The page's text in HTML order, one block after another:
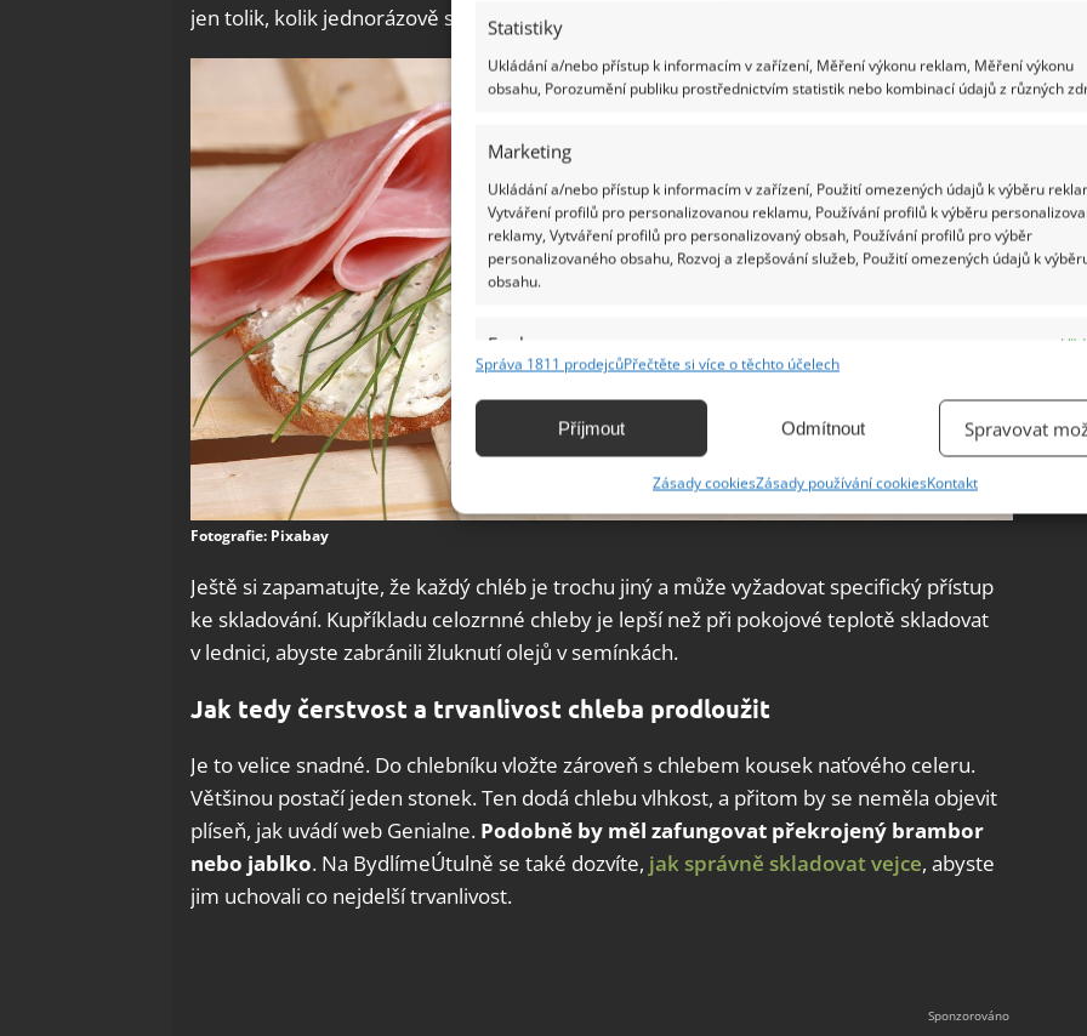
Statistiky
Ukládání a/nebo přístup k informacím v zařízení, Měření výkonu reklam, Měření výkonu
obsahu, Porozumění publiku prostřednictvím statistik nebo kombinací údajů z různých
Marketing
Ukládání a/nebo přístup k informacím v zařízení, Použití omezených údajů k výběru
Vytváření profilů pro personalizovanou reklamu, Používání profilů k výběru
reklamy, Vytváření profilů pro personalizovaný obsah, Používání profilů pro výběr
personalizovaného obsahu, Rozvoj a zlepšování služeb, Použití omezených údajů k
obsahu.
Funkce
Identifikace zařízení na základě automaticky přenášených informací.
základě aktivně vyžádaných informací.
odstraňování chyb, Poskytování a zobrazování reklamy a obsahu,
Ukládání a sdělování voleb ochrany osobních údajů.
Správa 1811 prodejcůPřečtěte si více o těchto účelech
Příjmout Odmítnout Spravovat
Zásady cookiesZásady používání cookiesKontakt
jen tolik, kolik jednorázově spotřebujete.
Fotografie: Pixabay
Ještě si zapamatujte, že každý chléb je trochu jiný a může vyžadovat specifický přístup
ke skladování. Kupříkladu celozrnné chleby je lepší než při pokojové teplotě skladovat
v lednici, abyste zabránili žluknutí olejů v semínkách.
Jak tedy čerstvost a trvanlivost chleba prodloužit
Je to velice snadné. Do chlebníku vložte zároveň s chlebem kousek naťového celeru.
Většinou postačí jeden stonek. Ten dodá chlebu vlhkost, a přitom by se neměla objevit
plíseň, jak uvádí web Genialne. Podobně by měl zafungovat překrojený brambor
nebo jablko. Na BydlímeÚtulně se také dozvíte, jak správně skladovat vejce, abyste
jim uchovali co nejdelší trvanlivost.